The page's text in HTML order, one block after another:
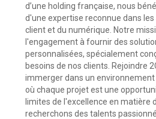
d’une holding française, nous
d'une expertise reconnue dans
client et du numérique. Notre
l'engagement à fournir des
personnalisées, spécialement
besoins de nos clients. Rejoindre
immerger dans un
où chaque projet est une
limites de l'excellence en matière
recherchons des talents